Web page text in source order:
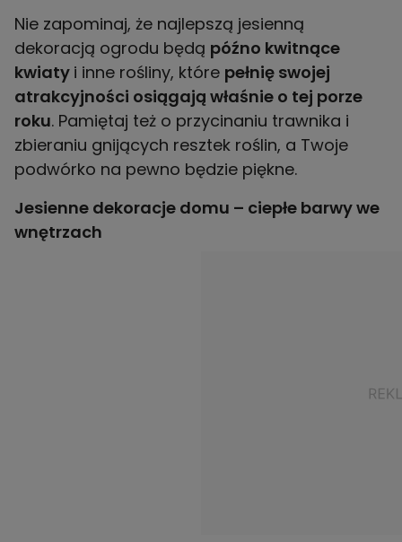
Nie zapominaj, że najlepszą jesienną
dekoracją ogrodu będą późno kwitnące
kwiaty i inne rośliny, które pełnię swojej
atrakcyjności osiągają właśnie o tej porze
roku. Pamiętaj też o przycinaniu trawnika i
zbieraniu gnijących resztek roślin, a Twoje
podwórko na pewno będzie piękne.
Jesienne dekoracje domu – ciepłe barwy we
wnętrzach